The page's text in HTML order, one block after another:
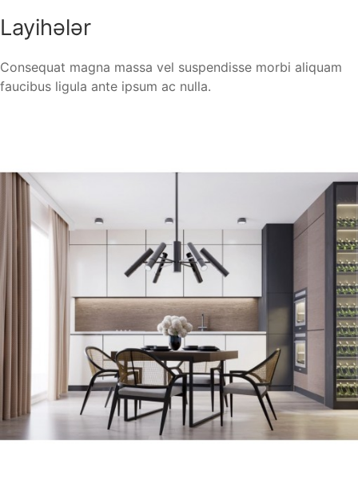
Layihələr
Consequat magna massa vel suspendisse morbi aliquam
faucibus ligula ante ipsum ac nulla.